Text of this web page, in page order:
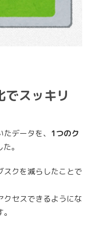
スッキリ
データを、 1つのク
。
スクを減らしたことで
クセスできるようにな